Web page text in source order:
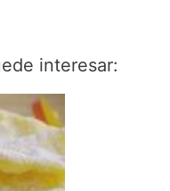
interesar: